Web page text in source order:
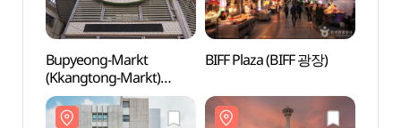
Bupyeong-Markt
(Kkangtong-Markt)
(부평시장(깡통시장))
BIFF Plaza (BIFF 광장)